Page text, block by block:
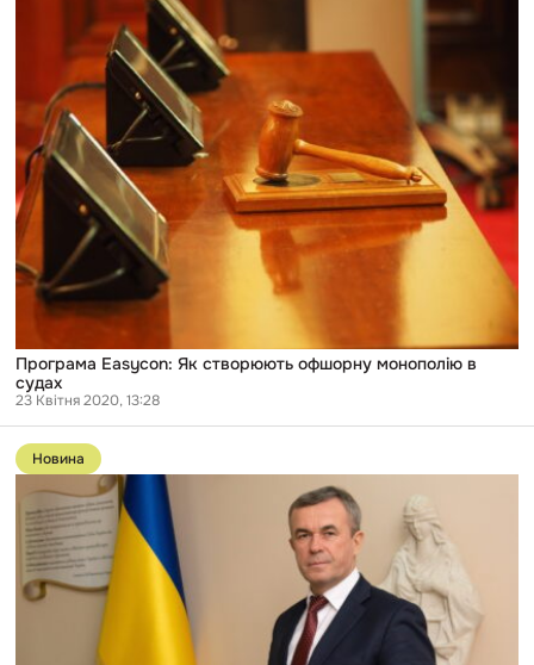
створюють
офшорну
монополію
судах
Програма Easycon: Як створюють офшорну монополію в
судах
23 Квітня 2020, 13:28
Перейти
до
публікації
Щодо
керівника
Державної
судової
адміністрації
відкрили
дисциплінарну
Новина